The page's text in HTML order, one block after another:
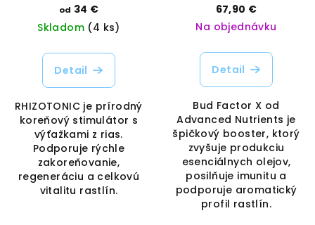
Vaporama
od 34 €
Skladom (4 ks)
Detail
RHIZOTONIC je prírodný
koreňový stimulátor s
výťažkami z rias.
Podporuje rýchle
zakoreňovanie,
regeneráciu a celkovú
vitalitu rastlín.
Advanced Nutrients |
Vaporama
67,90 €
Na objednávku
Detail
Bud Factor X od
Advanced Nutrients je
špičkový booster, ktorý
zvyšuje produkciu
esenciálnych olejov,
posilňuje imunitu a
podporuje aromatický
profil rastlín.